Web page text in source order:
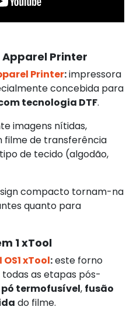
Apparel Printer
Printer:impressora
concebida para
tecnologia DTF.
imagens nítidas,
filme de transferência
de tecido (algodão,
compacto tornam-na
quanto para
1 xTool
xTool:este forno
as etapas pós-
termofusível, fusão
do filme.